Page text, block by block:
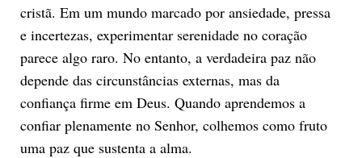
cristã. Em um mundo marcado por ansiedade, pressa
e incertezas, experimentar serenidade no coração
parece algo raro. No entanto, a verdadeira paz não
depende das circunstâncias externas, mas da
confiança firme em Deus. Quando aprendemos a
confiar plenamente no Senhor, colhemos como fruto
uma paz que sustenta a alma.